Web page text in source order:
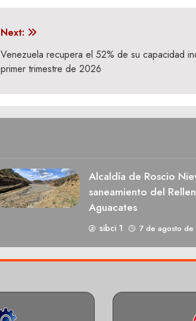
Next:
Venezuela recupera el 52% de su capacidad
primer trimestre de 2026
Alcaldía de Roscio
saneamiento del
Aguacates
sibci 1 7 de agosto